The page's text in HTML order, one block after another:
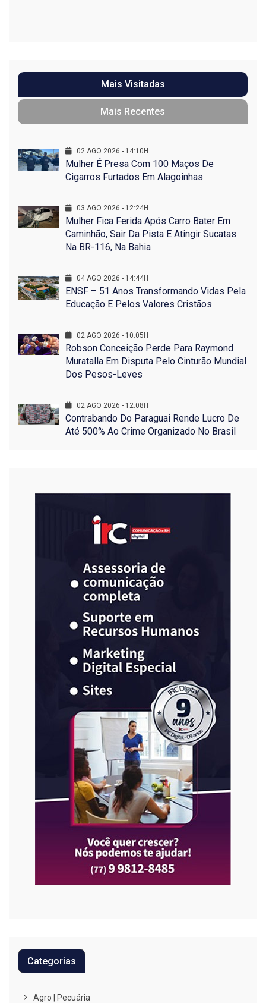
Mais Visitadas
Mais Recentes
02 AGO 2026 - 14:10H
Mulher É Presa Com 100 Maços De
Cigarros Furtados Em Alagoinhas
03 AGO 2026 - 12:24H
Mulher Fica Ferida Após Carro Bater Em
Caminhão, Sair Da Pista E Atingir Sucatas
Na BR-116, Na Bahia
04 AGO 2026 - 14:44H
ENSF – 51 Anos Transformando Vidas Pela
Educação E Pelos Valores Cristãos
02 AGO 2026 - 10:05H
Robson Conceição Perde Para Raymond
Muratalla Em Disputa Pelo Cinturão Mundial
Dos Pesos-Leves
02 AGO 2026 - 12:08H
Contrabando Do Paraguai Rende Lucro De
Até 500% Ao Crime Organizado No Brasil
Categorias
Agro | Pecuária